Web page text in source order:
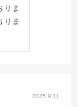
りま
りま
2025.9.11